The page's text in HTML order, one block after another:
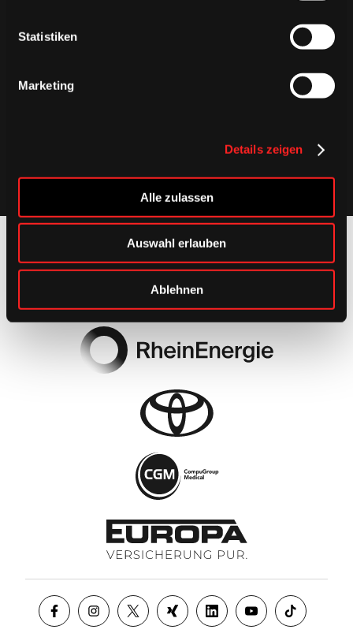
Statistiken
Marketing
Details zeigen
Alle zulassen
Auswahl erlauben
Ablehnen
Footer